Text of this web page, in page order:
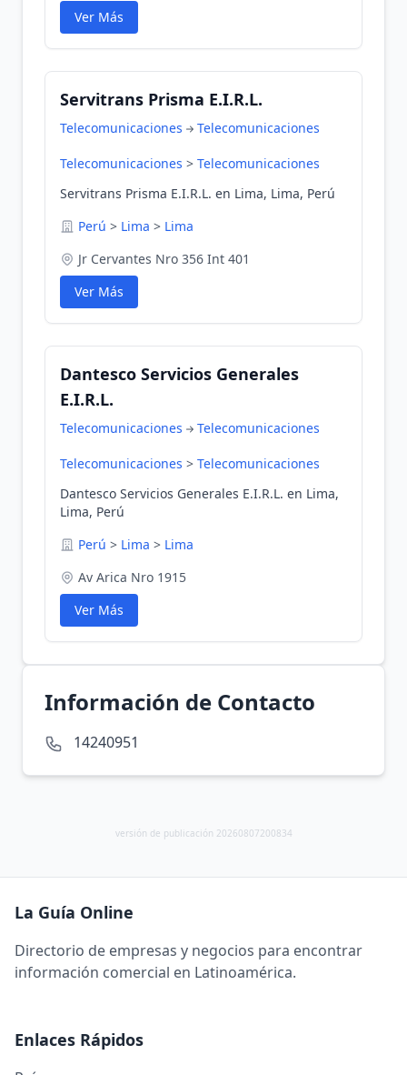
Ver Más
Servitrans Prisma E.I.R.L.
Telecomunicaciones Telecomunicaciones
Telecomunicaciones > Telecomunicaciones
Servitrans Prisma E.I.R.L. en Lima, Lima, Perú
Perú > Lima > Lima
Jr Cervantes Nro 356 Int 401
Ver Más
Dantesco Servicios Generales
E.I.R.L.
Telecomunicaciones Telecomunicaciones
Telecomunicaciones > Telecomunicaciones
Dantesco Servicios Generales E.I.R.L. en Lima,
Lima, Perú
Perú > Lima > Lima
Av Arica Nro 1915
Ver Más
Información de Contacto
14240951
versión de publicación 20260807200834
La Guía Online
Directorio de empresas y negocios para encontrar
información comercial en Latinoamérica.
Enlaces Rápidos